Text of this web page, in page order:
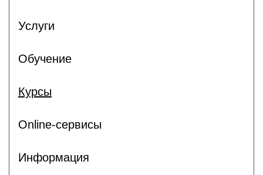
Услуги
Обучение
Курсы
Online-сервисы
Информация